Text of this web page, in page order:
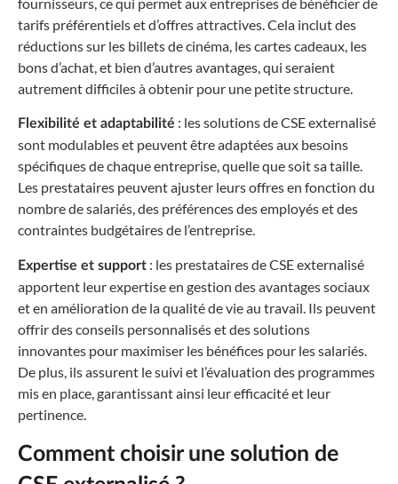
tarifs préférentiels et d’offres attractives. Cela inclut des
réductions sur les billets de cinéma, les cartes cadeaux, les
bons d’achat, et bien d’autres avantages, qui seraient
autrement difficiles à obtenir pour une petite structure.
Flexibilité et adaptabilité : les solutions de CSE externalisé
sont modulables et peuvent être adaptées aux besoins
spécifiques de chaque entreprise, quelle que soit sa taille.
Les prestataires peuvent ajuster leurs offres en fonction du
nombre de salariés, des préférences des employés et des
contraintes budgétaires de l’entreprise.
Expertise et support : les prestataires de CSE externalisé
apportent leur expertise en gestion des avantages sociaux
et en amélioration de la qualité de vie au travail. Ils peuvent
offrir des conseils personnalisés et des solutions
innovantes pour maximiser les bénéfices pour les salariés.
De plus, ils assurent le suivi et l’évaluation des programmes
mis en place, garantissant ainsi leur efficacité et leur
pertinence.
Comment choisir une solution de